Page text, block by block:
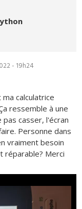
- 19h24
calculatrice
ressemble à une
casser, l'écran
Personne dans
vraiment besoin
réparable? Merci